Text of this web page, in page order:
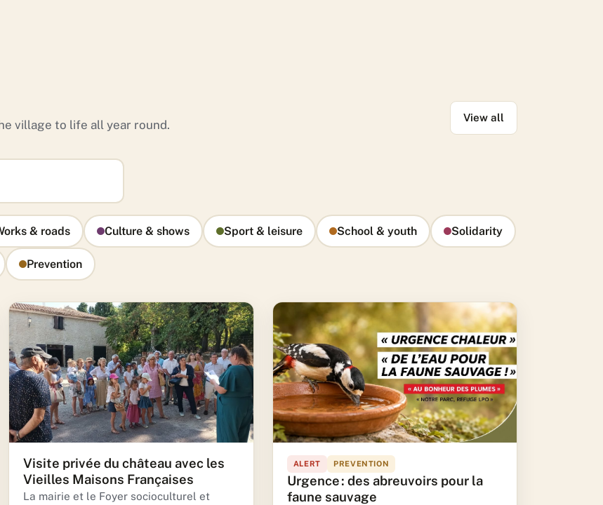
village to life all year round.
View all
& roads Culture & shows Sport & leisure School & youth Solidarity
Prevention
Visite privée du château avec les
Vieilles Maisons Françaises
La mairie et le Foyer socioculturel et
ALERT PREVENTION
Urgence : des abreuvoirs pour la
faune sauvage